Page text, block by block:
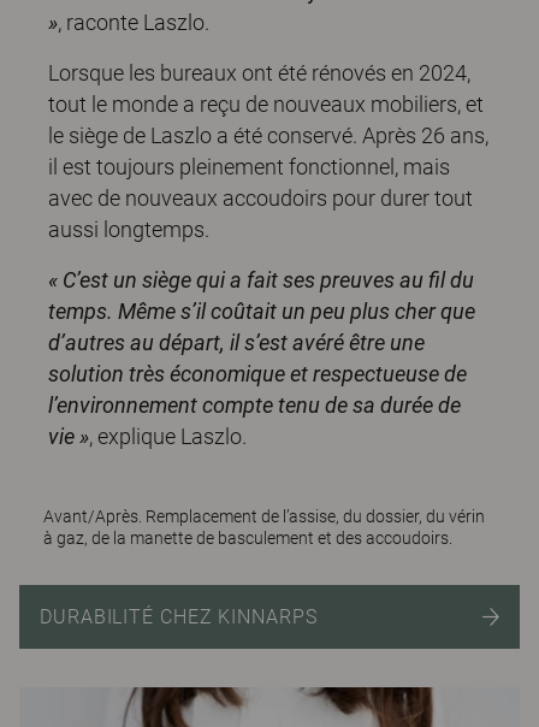
», raconte Laszlo.
Lorsque les bureaux ont été rénovés en 2024,
tout le monde a reçu de nouveaux mobiliers, et
le siège de Laszlo a été conservé. Après 26 ans,
il est toujours pleinement fonctionnel, mais
avec de nouveaux accoudoirs pour durer tout
aussi longtemps.
« C’est un siège qui a fait ses preuves au fil du
temps. Même s’il coûtait un peu plus cher que
d’autres au départ, il s’est avéré être une
solution très économique et respectueuse de
l’environnement compte tenu de sa durée de
vie », explique Laszlo.
Avant/Après. Remplacement de l’assise, du dossier, du vérin
à gaz, de la manette de basculement et des accoudoirs.
DURABILITÉ CHEZ KINNARPS